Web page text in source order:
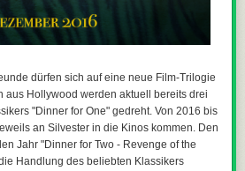
dürfen sich auf eine neue Film-Trilogie
aus Hollywood werden aktuell bereits drei
"Dinner for One" gedreht. Von 2016 bis
an Silvester in die Kinos kommen. Den
Jahr "Dinner for Two - Revenge of the
Handlung des beliebten Klassikers